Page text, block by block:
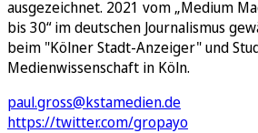
ausgezeichnet. 2021 vom „Medium
bis 30“ im deutschen Journalismus
beim "Kölner Stadt-Anzeiger" und
Medienwissenschaft in Köln.
paul.gross@kstamedien.de
https://twitter.com/gropayo